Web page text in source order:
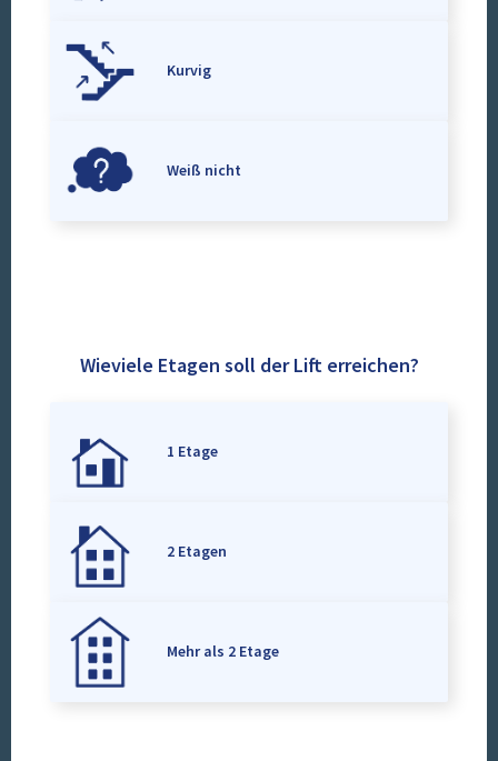
Kurvig
Weiß nicht
Wieviele Etagen soll der Lift erreichen?
1 Etage
2 Etagen
Mehr als 2 Etage